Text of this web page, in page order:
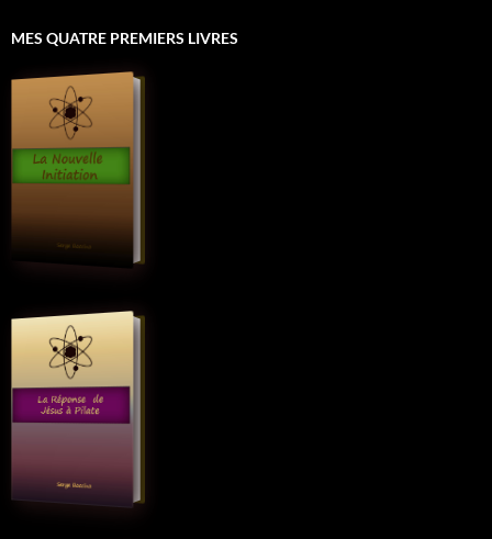
MES QUATRE PREMIERS LIVRES